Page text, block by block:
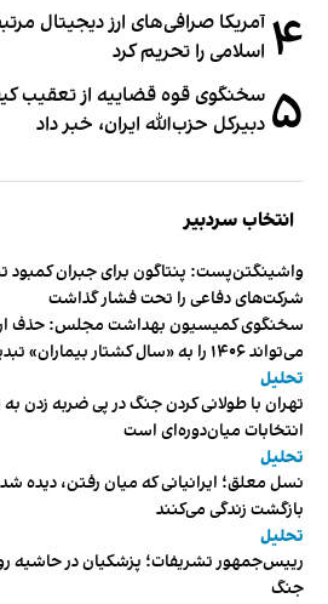
۴ آمریکا صرافی‌های ارز دیجیتال
اسلامی را تحریم کرد
۵ سخنگوی قوه قضاییه از تعقیب
دبیر‌کل حزب‌الله ایران، خبر داد
انتخاب سردبیر
واشینگتن‌پست: پنتاگون برای جبران کمبود
شرکت‌های دفاعی را تحت فشار گذاشت
سخنگوی کمیسیون بهداشت مجلس: حذف
می‌تواند ۱۴۰۶ را به «سال کشتار بیماران» تبدیل کند
تحلیل
تهران با طولانی کردن جنگ در پی ضربه زدن به
انتخابات میان‌دوره‌ای است
تحلیل
نسل معلق؛ ایرانیانی که میان رفتن، دیده
بازگشت زندگی می‌کنند
تحلیل
رییس‌جمهور تشریفات؛ پزشکیان در حاشیه
جنگ